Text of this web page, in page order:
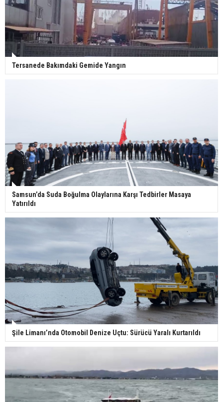
Tersanede Bakımdaki Gemide Yangın
Samsun’da Suda Boğulma Olaylarına Karşı Tedbirler Masaya
Yatırıldı
Şile Limanı’nda Otomobil Denize Uçtu: Sürücü Yaralı Kurtarıldı